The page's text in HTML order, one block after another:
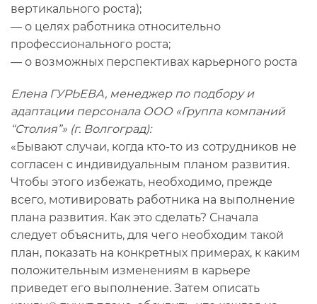
вертикального роста);
— о целях работника относительно
профессионального роста;
— о возможных перспективах карьерного роста
Елена ГУРЬЕВА, менеджер по подбору и
адаптации персонала ООО «Группа компаний
“Столия”» (г. Волгоград):
«Бывают случаи, когда кто-то из сотрудников не
согласен с индивидуальным планом развития.
Чтобы этого избежать, необходимо, прежде
всего, мотивировать работника на выполнение
плана развития. Как это сделать? Сначала
следует объяснить, для чего необходим такой
план, показать на конкретных примерах, к каким
положительным изменениям в карьере
приведет его выполнение. Затем описать